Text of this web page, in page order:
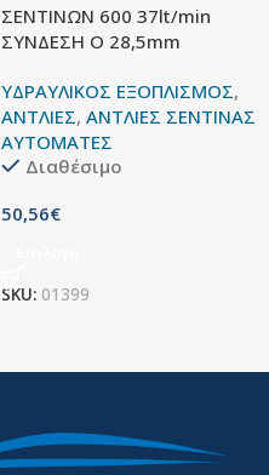
ΣΕΝΤΙΝΩΝ 600 37lt/min
ΣΥΝΔΕΣΗ O 28,5mm
ΥΔΡΑΥΛΙΚΟΣ ΕΞΟΠΛΙΣΜΟΣ,
ΑΝΤΛΙΕΣ, ΑΝΤΛΙΕΣ ΣΕΝΤΙΝΑΣ
ΑΥΤΟΜΑΤΕΣ
Διαθέσιμο
50,56€
SKU: 01399